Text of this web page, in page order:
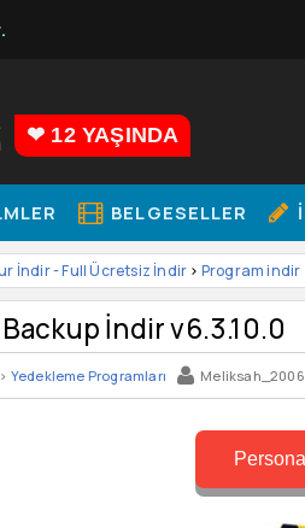
❤ 12 YAŞINDA
BELGESELLER
İndir - Full Ücretsiz İndir > Program indir
İndir v6.3.10.0
> Yedekleme Programları Meliksah_2006